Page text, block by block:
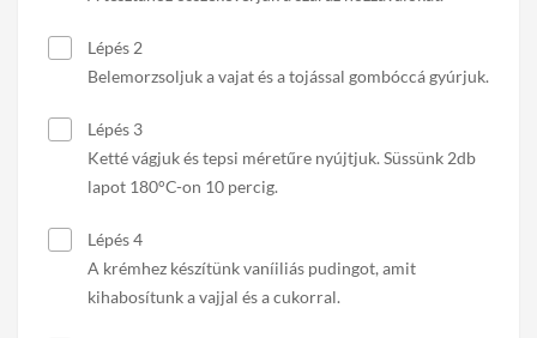
Lépés 2
Belemorzsoljuk a vajat és a tojással gombóccá gyúrjuk.
Lépés 3
Ketté vágjuk és tepsi méretűre nyújtjuk. Süssünk 2db
lapot 180°C-on 10 percig.
Lépés 4
A krémhez készítünk vaníiliás pudingot, amit
kihabosítunk a vajjal és a cukorral.